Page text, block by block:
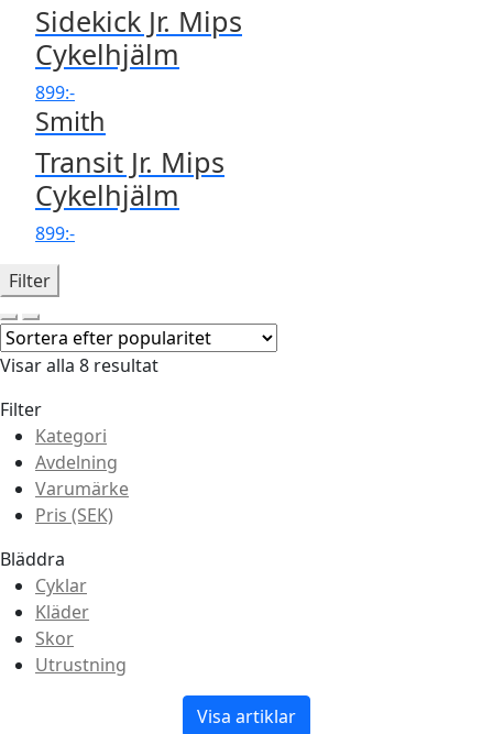
Sidekick Jr. Mips
Cykelhjälm
899:-
Smith
Transit Jr. Mips
Cykelhjälm
899:-
Filter
Visar alla 8 resultat
Filter
Kategori
Avdelning
Varumärke
Pris (SEK)
Bläddra
Cyklar
Kläder
Skor
Utrustning
Visa artiklar